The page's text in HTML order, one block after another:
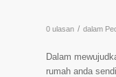
0 ulasan / dalam
Dalam
rumah anda